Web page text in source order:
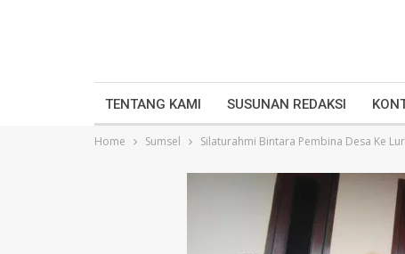
TENTANG KAMI SUSUNAN REDAKSI
Home Sumsel Silaturahmi Bintara Pembina Desa Ke